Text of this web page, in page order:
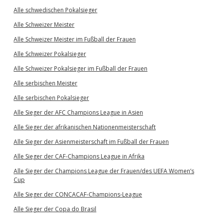
Alle schwedischen Pokalsieger
Alle Schweizer Meister
Alle Schweizer Meister im Fußball der Frauen
Alle Schweizer Pokalsieger
Alle Schweizer Pokalsieger im Fußball der Frauen
Alle serbischen Meister
Alle serbischen Pokalsieger
Alle Sieger der AFC Champions League in Asien
Alle Sieger der afrikanischen Nationenmeisterschaft
Alle Sieger der Asienmeisterschaft im Fußball der Frauen
Alle Sieger der CAF-Champions League in Afrika
Alle Sieger der Champions League der Frauen/des UEFA Women’s
Cup
Alle Sieger der CONCACAF-Champions-League
Alle Sieger der Copa do Brasil